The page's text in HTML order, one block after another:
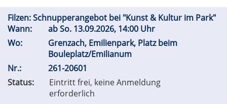
Filzen: Schnupperangebot bei "Kunst & Kultur im Park"
Wann:
abSo. 13.09.2026, 14:00 Uhr
Wo:
Grenzach, Emilienpark, Platz beim
Bouleplatz/Emilianum
Nr.:
261-20601
Status:
Eintritt frei, keine Anmeldung
erforderlich